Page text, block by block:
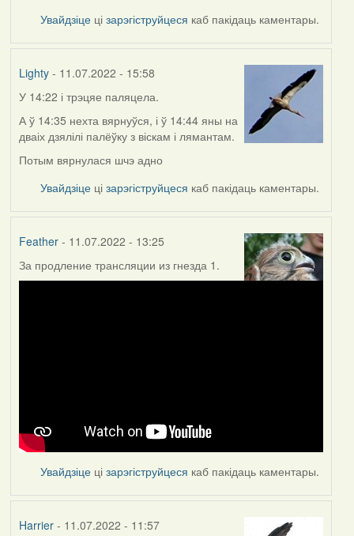
Увайдзіце цізарэгіструйцеся каб пакідаць каментары.
Lighty- 11.07.2022 - 15:58
У 14:22 і трэцяе паляцела.
А ў 14:35 нехта вярнуўся, і ў 14:44 яны на
дваіх дзялілі палёўку з віскам і лямантам.
Потым вярнулася шчэ адно
Увайдзіце цізарэгіструйцеся каб пакідаць каментары.
Feather- 11.07.2022 - 13:25
За продление трансляции из гнезда 1.
Увайдзіце цізарэгіструйцеся каб пакідаць каментары.
Harrier- 11.07.2022 - 11:57